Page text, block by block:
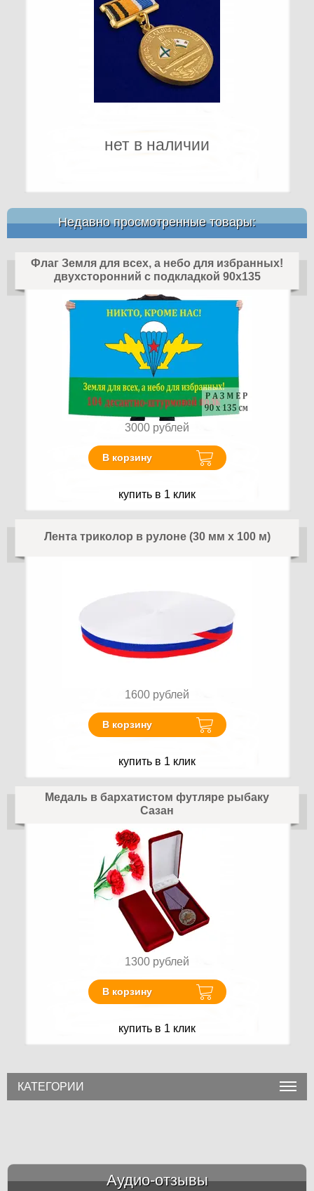
нет в наличии
Недавно просмотренные товары:
Флаг Земля для всех, а небо для избранных!
двухсторонний с подкладкой 90х135
3000 рублей
В корзину
купить в 1 клик
Лента триколор в рулоне (30 мм x 100 м)
1600 рублей
В корзину
купить в 1 клик
Медаль в бархатистом футляре рыбаку
Сазан
1300 рублей
В корзину
купить в 1 клик
КАТЕГОРИИ
Аудио-отзывы